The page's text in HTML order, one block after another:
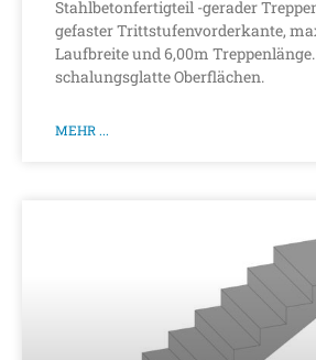
Stahlbetonfertigteil -gerader
gefaster Trittstufenvorderkante,
Laufbreite und 6,00m
schalungsglatte Oberflächen.
MEHR ...